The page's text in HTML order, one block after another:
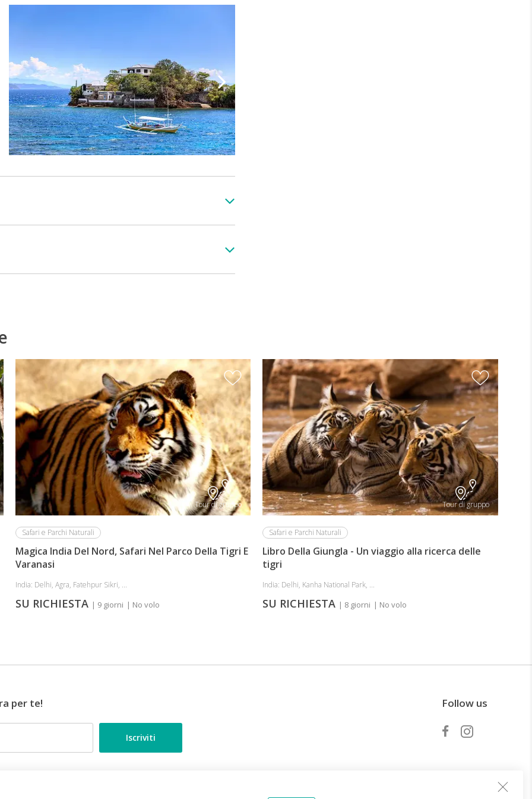
Tour di gruppo
Safari e Parchi Naturali
Magica India Del Nord, Safari Nel Parco Della Tigri E
Varanasi
India: Delhi, Agra, Fatehpur Sikri, ...
SU RICHIESTA | 9 giorni | No volo
Tour di gruppo
Safari e Parchi Naturali
Libro Della Giungla - Un viaggio alla ricerca delle
tigri
India: Delhi, Kanha National Park, ...
SU RICHIESTA | 8 giorni | No volo
per te!
Follow us